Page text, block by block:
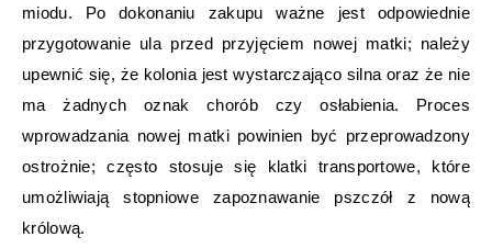
miodu. Po dokonaniu zakupu ważne jest odpowiednie
przygotowanie ula przed przyjęciem nowej matki; należy
upewnić się, że kolonia jest wystarczająco silna oraz że nie
ma żadnych oznak chorób czy osłabienia. Proces
wprowadzania nowej matki powinien być przeprowadzony
ostrożnie; często stosuje się klatki transportowe, które
umożliwiają stopniowe zapoznawanie pszczół z nową
królową.